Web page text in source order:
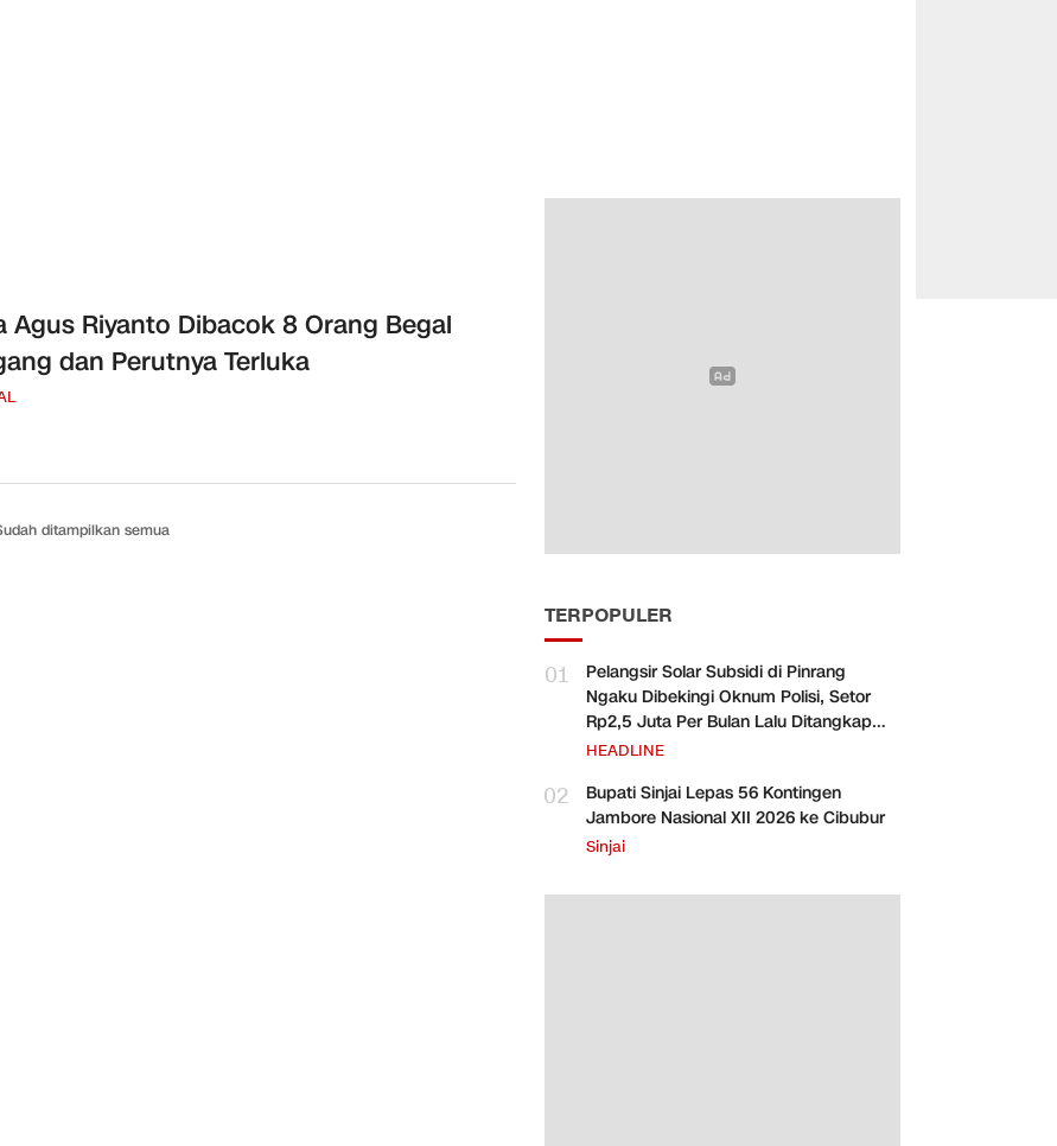
Agus Riyanto Dibacok 8 Orang Begal
dan Perutnya Terluka
ditampilkan semua
TERPOPULER
01
Pelangsir Solar Subsidi di Pinrang
Ngaku Dibekingi Oknum Polisi, Setor
Rp2,5 Juta Per Bulan Lalu Ditangkap
Saat Telat Bayar
HEADLINE
02
Bupati Sinjai Lepas 56 Kontingen
Jambore Nasional XII 2026 ke Cibubur
Sinjai